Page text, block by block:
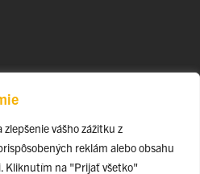
vášho zážitku z
reklám alebo obsahu
Kliknutím na "Prijať všetko"